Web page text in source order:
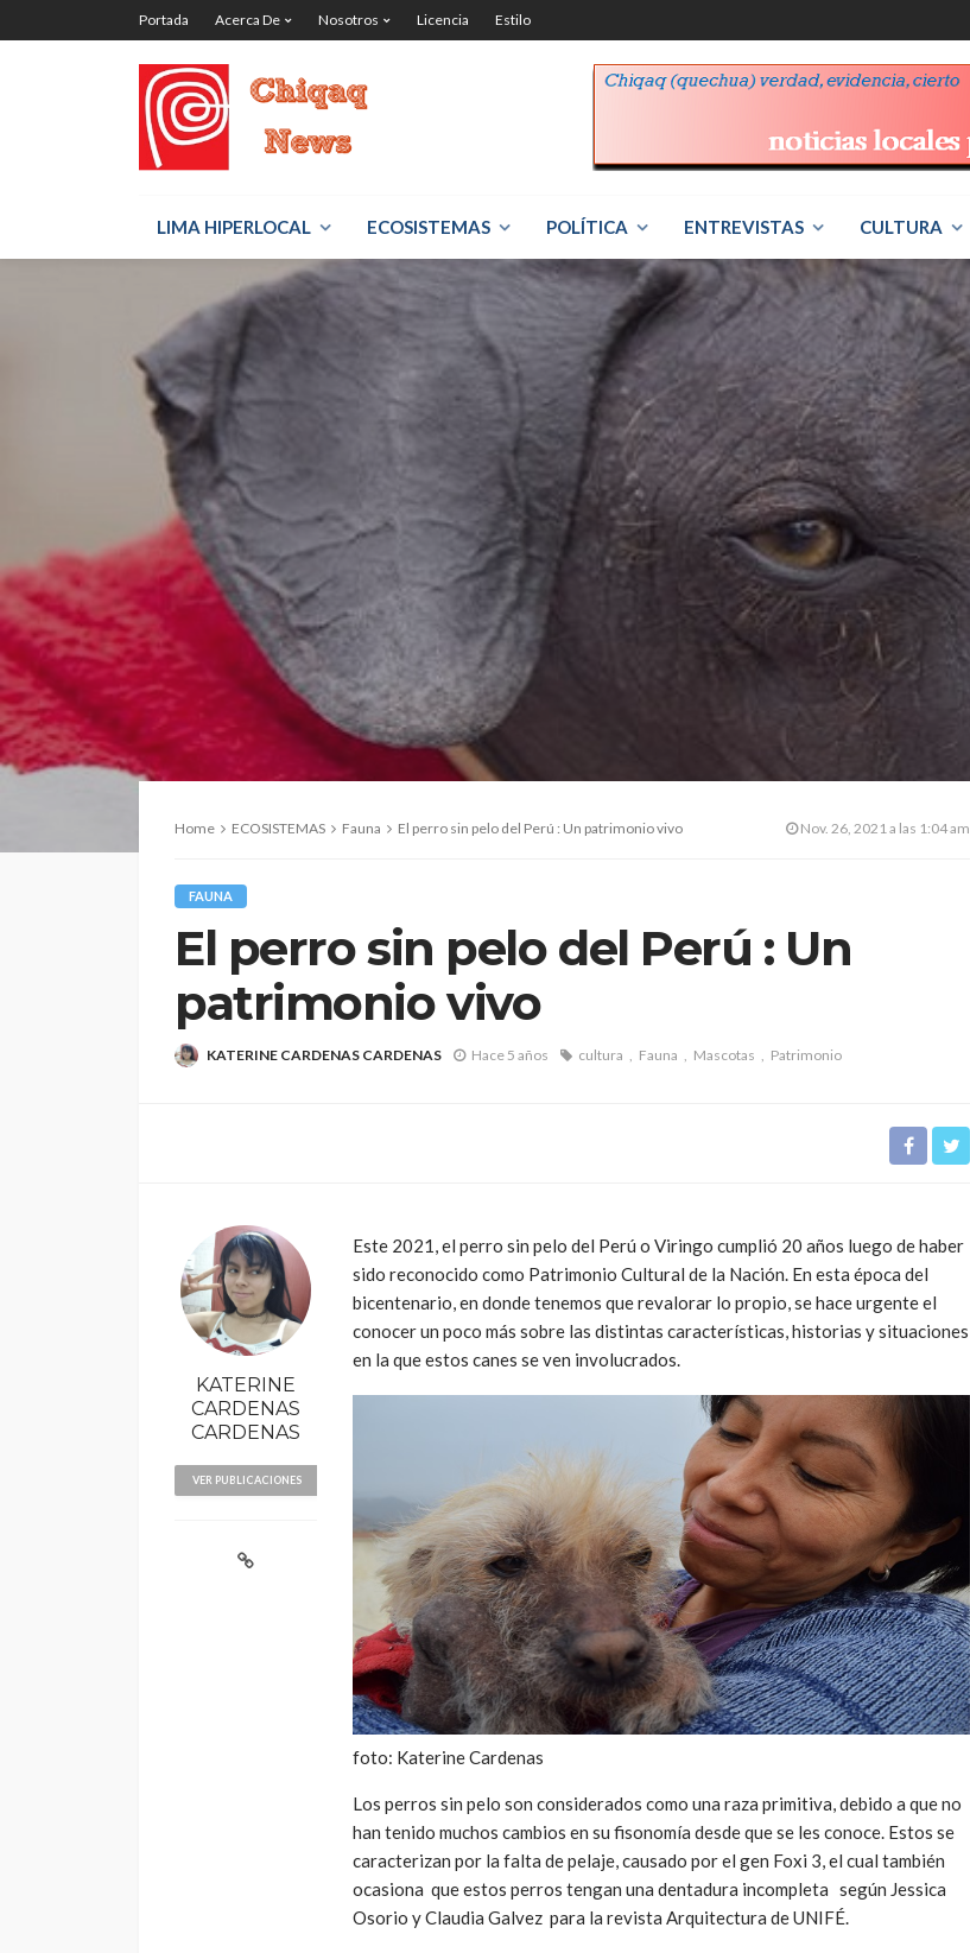
Portada Acerca De Nosotros Licencia Estilo
LIMA HIPERLOCAL ECOSISTEMAS POLÍTICA ENTREVISTAS CULTURA
Home ECOSISTEMAS Fauna El perro sin pelo del Perú : Un patrimonio vivo Nov. 26, 2021 a las 1:04 am
FAUNA
El perro sin pelo del Perú : Un
patrimonio vivo
KATERINE CARDENAS CARDENAS Hace 5 años cultura Fauna Mascotas Patrimonio
Este 2021, el perro sin pelo del Perú o Viringo cumplió 20 años luego de haber
sido reconocido como Patrimonio Cultural de la Nación. En esta época del
bicentenario, en donde tenemos que revalorar lo propio, se hace urgente el
conocer un poco más sobre las distintas características, historias y situaciones
en la que estos canes se ven involucrados.
foto: Katerine Cardenas
Los perros sin pelo son considerados como una raza primitiva, debido a que no
han tenido muchos cambios en su fisonomía desde que se les conoce. Estos se
caracterizan por la falta de pelaje, causado por el gen Foxi 3, el cual también
ocasiona que estos perros tengan una dentadura incompleta según Jessica
Osorio y Claudia Galvez para la revista Arquitectura de UNIFÉ.
KATERINE
CARDENAS
CARDENAS
VER PUBLICACIONES